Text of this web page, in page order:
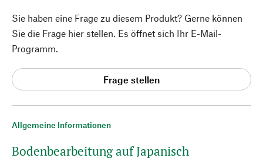
Allgemeine Informationen
Bodenbearbeitung auf Japanisch
Sie haben eine Frage zu diesem Produkt? Gerne können
Sie die Frage hier stellen. Es öffnet sich Ihr E-Mail-
Programm.
Frage stellen